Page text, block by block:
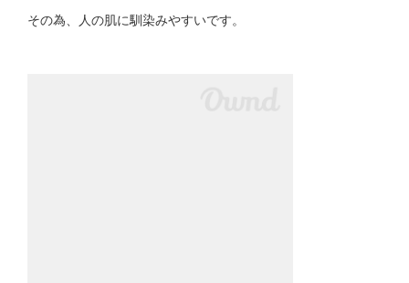
その為、人の肌に馴染みやすいです。